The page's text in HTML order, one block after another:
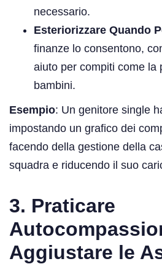
necessario.
Esteriorizzare Quando
finanze lo consentono,
aiuto per compiti come la
bambini.
Esempio: Un genitore single
impostando un grafico dei
facendo della gestione della
squadra e riducendo il suo
3. Praticare
Aggiustare le